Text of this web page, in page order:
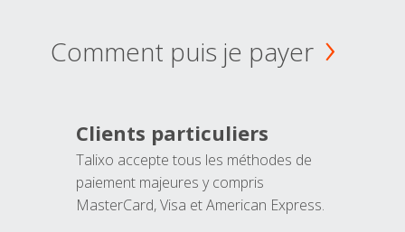
Comment puis je payer
Clients particuliers
Talixo accepte tous les méthodes de
paiement majeures y compris
MasterCard, Visa et American Express.